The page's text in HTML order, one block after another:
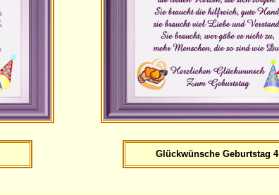
Glückwünsche Geburtstag 4